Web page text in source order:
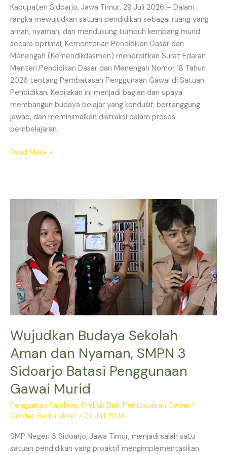
Kabupaten Sidoarjo, Jawa Timur, 29 Juli 2026 – Dalam
rangka mewujudkan satuan pendidikan sebagai ruang yang
aman, nyaman, dan mendukung tumbuh kembang murid
secara optimal, Kementerian Pendidikan Dasar dan
Menengah (Kemendikdasmen) menerbitkan Surat Edaran
Menteri Pendidikan Dasar dan Menengah Nomor 18 Tahun
2026 tentang Pembatasan Penggunaan Gawai di Satuan
Pendidikan. Kebijakan ini menjadi bagian dari upaya
membangun budaya belajar yang kondusif, bertanggung
jawab, dan meminimalkan distraksi dalam proses
pembelajaran.
Read More »
Wujudkan Budaya Sekolah
Aman dan Nyaman, SMPN 3
Sidoarjo Batasi Penggunaan
Gawai Murid
Penguatan Karakter, Praktik Baik Pembatasan Gawai /
Cerdas Berkarakter / 29 Juli 2026
SMP Negeri 3 Sidoarjo, Jawa Timur, menjadi salah satu
satuan pendidikan yang proaktif mengimplementasikan
Budaya
Sekolah
Aman
Nyaman,
SMPN
Sidoarjo
Batasi
Gawai
Murid